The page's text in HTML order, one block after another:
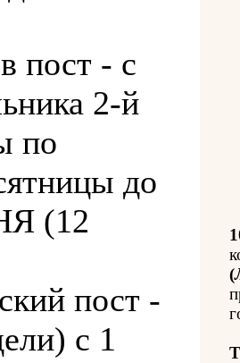
пост - с
2-й
по
до
(12
пост -
с 1
(